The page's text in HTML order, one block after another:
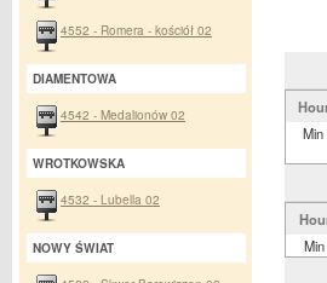
Min
Min
4552 - Romera - kościół 02
DIAMENTOWA
4542 - Medalionów 02
WROTKOWSKA
4532 - Lubella 02
NOWY ŚWIAT